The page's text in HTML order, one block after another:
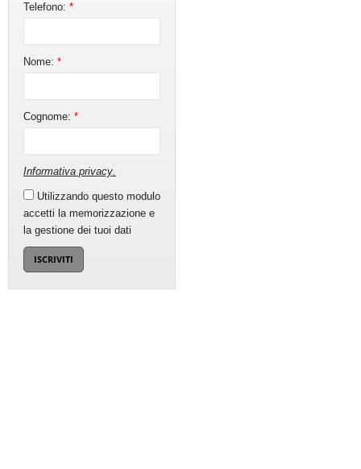
Telefono:*
Nome:*
Cognome:*
Informativa privacy.
Utilizzando questo modulo
accetti la memorizzazione e
la gestione dei tuoi dati